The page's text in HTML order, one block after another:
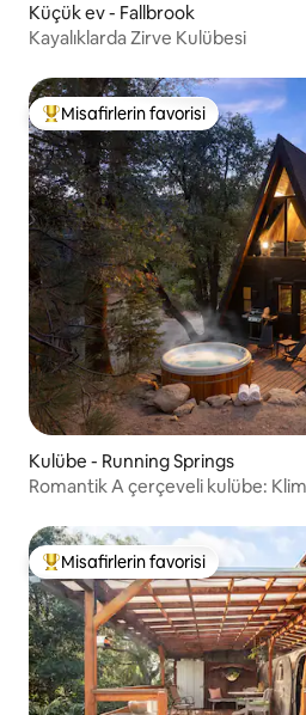
Küçük ev - Fallbrook
Kayalıklarda Zirve Kulübesi
Misafirlerin favorilerinden en
Misafirlerin favorisi
Kulübe - Running Springs
Romantik A çerçeveli kulübe:
Misafirlerin favorilerinden en
Misafirlerin favorisi